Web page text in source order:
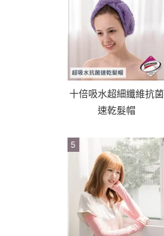
十倍吸水超細纖維抗菌
速乾髮帽
5